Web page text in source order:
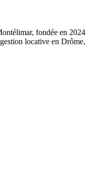
fondée en 2024
locative en Drôme,